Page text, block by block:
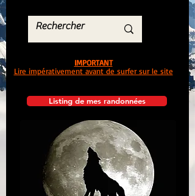
Listing de mes randonnées
IMPORTANT
Lire impérativement avant de surfer sur le site